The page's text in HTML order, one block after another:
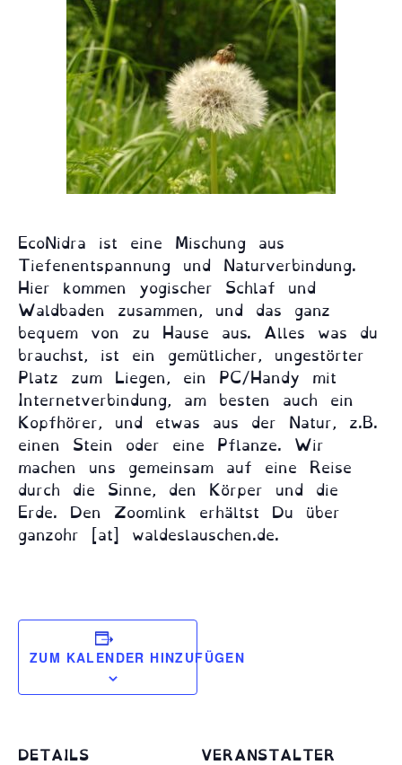
EcoNidra ist eine Mischung aus
Tiefenentspannung und Naturverbindung.
Hier kommen yogischer Schlaf und
Waldbaden zusammen, und das ganz
bequem von zu Hause aus. Alles was du
brauchst, ist ein gemütlicher, ungestörter
Platz zum Liegen, ein PC/Handy mit
Internetverbindung, am besten auch ein
Kopfhörer, und etwas aus der Natur, z.B.
einen Stein oder eine Pflanze. Wir
machen uns gemeinsam auf eine Reise
durch die Sinne, den Körper und die
Erde. Den Zoomlink erhältst Du über
ganzohr [at] waldeslauschen.de.
ZUM KALENDER HINZUFÜGEN
DETAILS VERANSTALTER